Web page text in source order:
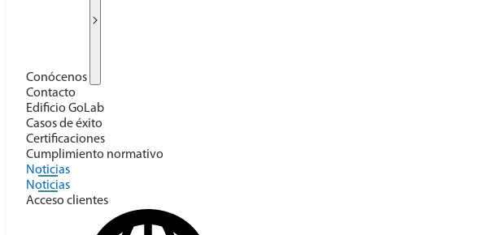
Conócenos
Contacto
Edificio GoLab
Casos de éxito
Certificaciones
Cumplimiento normativo
Noticias
Noticias
Acceso clientes